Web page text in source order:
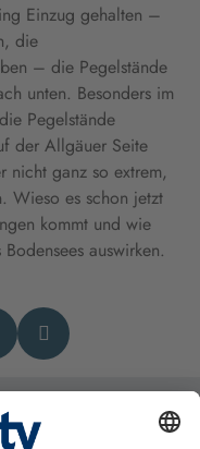
Einzug gehalten –
die
– die Pegelstände
unten. Besonders im
Pegelstände
der Allgäuer Seite
nicht ganz so extrem,
Wieso es schon jetzt
kommt und wie
auswirken.